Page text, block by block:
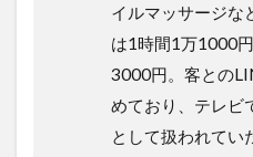
イルマッサージな
は1時間1万1000
3000円。客との
めており、テレビ
として扱われてい